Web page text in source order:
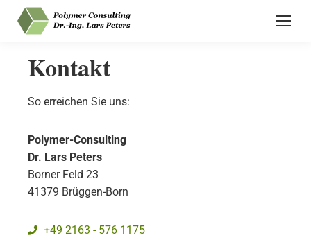
Kontakt
So erreichen Sie uns:
Polymer-Consulting
Dr. Lars Peters
Borner Feld 23
41379 Brüggen-Born
+49 2163 - 576 1175